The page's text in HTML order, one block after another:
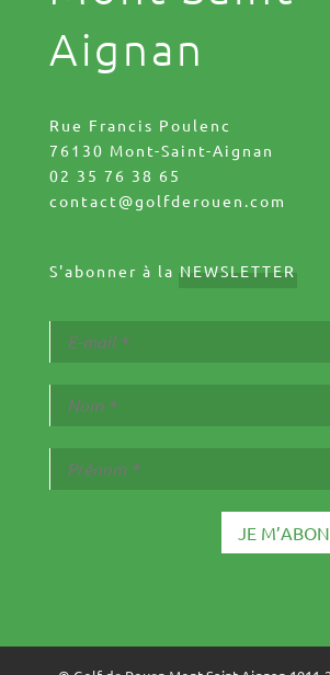
Aignan
Rue Francis Poulenc
76130 Mont-Saint-Aignan
02 35 76 38 65
contact@golfderouen.com
S'abonner à la NEWSLETTER